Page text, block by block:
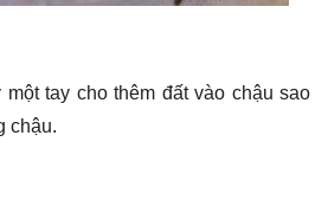
tay cho thêm đất vào chậu sao
chậu.